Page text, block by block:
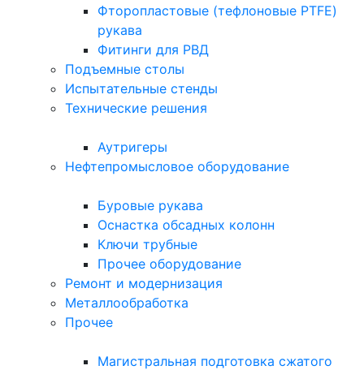
Фторопластовые (тефлоновые PTFE)
рукава
Фитинги для РВД
Подъемные столы
Испытательные стенды
Технические решения
Аутригеры
Нефтепромысловое оборудование
Буровые рукава
Оснастка обсадных колонн
Ключи трубные
Прочее оборудование
Ремонт и модернизация
Металлообработка
Прочее
Магистральная подготовка сжатого